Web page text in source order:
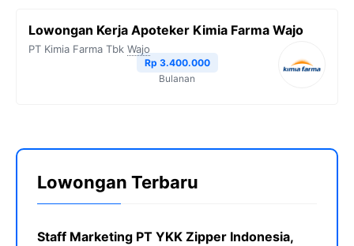
Lowongan Kerja Apoteker Kimia Farma Wajo
PT Kimia Farma Tbk Wajo
Rp 3.400.000
Bulanan
Lowongan Terbaru
Staff Marketing PT YKK Zipper Indonesia,